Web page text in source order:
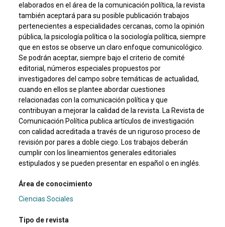
elaborados en el área de la comunicación política, la revista
también aceptará para su posible publicación trabajos
pertenecientes a especialidades cercanas, como la opinión
pública, la psicología política o la sociología política, siempre
que en estos se observe un claro enfoque comunicológico.
Se podrán aceptar, siempre bajo el criterio de comité
editorial, números especiales propuestos por
investigadores del campo sobre temáticas de actualidad,
cuando en ellos se plantee abordar cuestiones
relacionadas con la comunicación política y que
contribuyan a mejorar la calidad de la revista. La Revista de
Comunicación Política publica artículos de investigación
con calidad acreditada a través de un riguroso proceso de
revisión por pares a doble ciego. Los trabajos deberán
cumplir con los lineamientos generales editoriales
estipulados y se pueden presentar en español o en inglés.
Área de conocimiento
Ciencias Sociales
Tipo de revista